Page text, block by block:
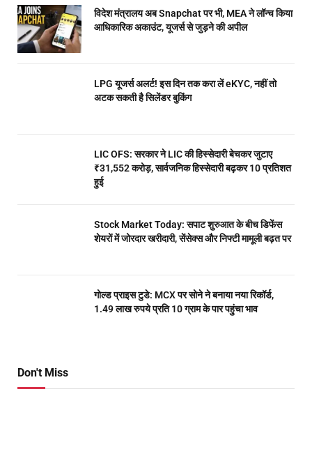
विदेश मंत्रालय अब Snapchat पर भी, MEA ने लॉन्च किया
आधिकारिक अकाउंट, यूजर्स से जुड़ने की अपील
LPG यूजर्स अलर्ट! इस दिन तक करा लें eKYC, नहीं तो
अटक सकती है सिलेंडर बुकिंग
LIC OFS: सरकार ने LIC की हिस्सेदारी बेचकर जुटाए
₹31,552 करोड़, सार्वजनिक हिस्सेदारी बढ़कर 10 प्रतिशत
हुई
Stock Market Today: सपाट शुरुआत के बीच डिफेंस
शेयरों में जोरदार खरीदारी, सेंसेक्स और निफ्टी मामूली बढ़त पर
गोल्ड प्राइस टुडे: MCX पर सोने ने बनाया नया रिकॉर्ड,
1.49 लाख रुपये प्रति 10 ग्राम के पार पहुंचा भाव
Don't Miss